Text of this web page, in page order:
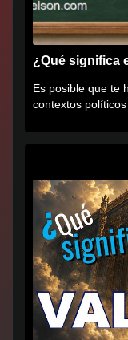
¿Qué significa
Es posible que te
contextos